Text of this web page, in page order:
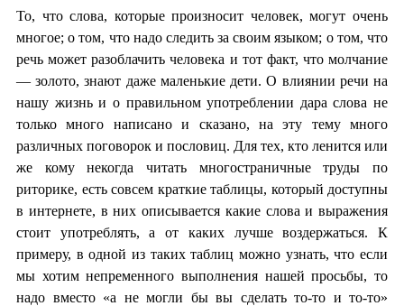
То, что слова, которые произносит человек, могут очень
многое; о том, что надо следить за своим языком; о том, что
речь может разоблачить человека и тот факт, что молчание
— золото, знают даже маленькие дети. О влиянии речи на
нашу жизнь и о правильном употреблении дара слова не
только много написано и сказано, на эту тему много
различных поговорок и пословиц. Для тех, кто ленится или
же кому некогда читать многостраничные труды по
риторике, есть совсем краткие таблицы, который доступны
в интернете, в них описывается какие слова и выражения
стоит употреблять, а от каких лучше воздержаться. К
примеру, в одной из таких таблиц можно узнать, что если
мы хотим непременного выполнения нашей просьбы, то
надо вместо «а не могли бы вы сделать то-то и то-то»